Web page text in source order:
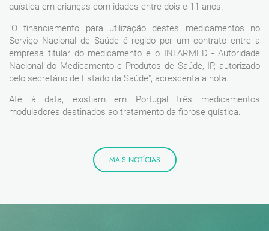
quística em crianças com idades entre dois e 11 anos.
"O financiamento para utilização destes medicamentos no
Serviço Nacional de Saúde é regido por um contrato entre a
empresa titular do medicamento e o INFARMED - Autoridade
Nacional do Medicamento e Produtos de Saúde, IP, autorizado
pelo secretário de Estado da Saúde", acrescenta a nota.
Até à data, existiam em Portugal três medicamentos
moduladores destinados ao tratamento da fibrose quística.
MAIS NOTÍCIAS